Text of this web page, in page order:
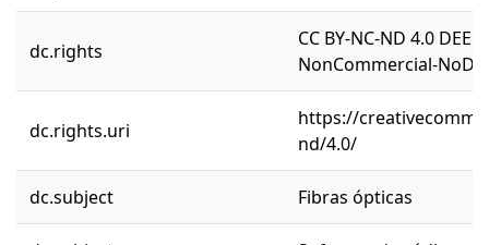
dc.rights
CC BY-NC-ND 4.0
NonCommercial-
dc.rights.uri
https://
nd/4.0/
dc.subject Fibras ópticas